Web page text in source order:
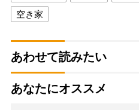
空き家
あわせて読みたい
あなたにオススメ